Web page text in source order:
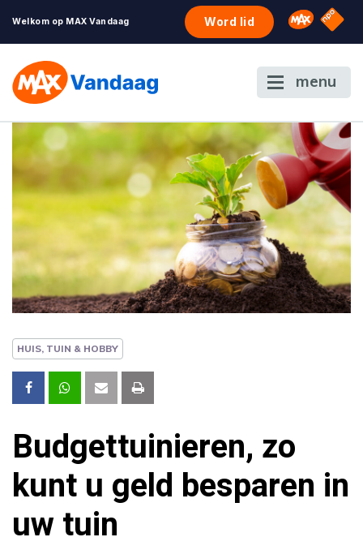
Welkom op MAX Vandaag Word lid Omroep
NPO
menu
HUIS, TUIN & HOBBY
Budgettuinieren, zo
kunt u geld besparen in
uw tuin